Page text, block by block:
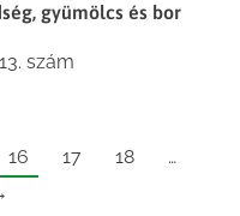
gyümölcs és bor
szám
16 17 18
…